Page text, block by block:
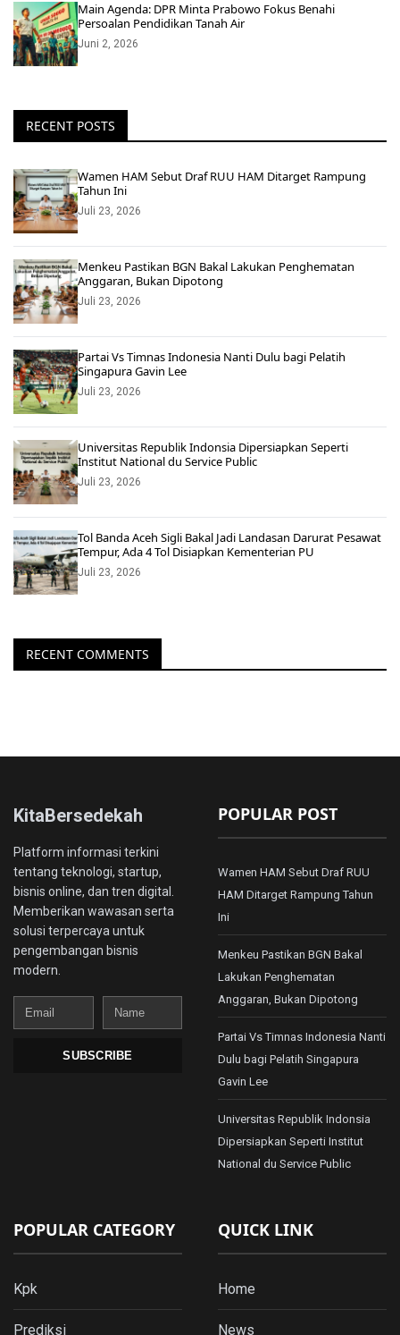
Main Agenda: DPR Minta Prabowo Fokus Benahi
Persoalan Pendidikan Tanah Air
Juni 2, 2026
RECENT POSTS
Wamen HAM Sebut Draf RUU HAM Ditarget Rampung
Tahun Ini
Juli 23, 2026
Menkeu Pastikan BGN Bakal Lakukan Penghematan
Anggaran, Bukan Dipotong
Juli 23, 2026
Partai Vs Timnas Indonesia Nanti Dulu bagi Pelatih
Singapura Gavin Lee
Juli 23, 2026
Universitas Republik Indonsia Dipersiapkan Seperti
Institut National du Service Public
Juli 23, 2026
Tol Banda Aceh Sigli Bakal Jadi Landasan Darurat Pesawat
Tempur, Ada 4 Tol Disiapkan Kementerian PU
Juli 23, 2026
RECENT COMMENTS
KitaBersedekah
Platform informasi terkini
tentang teknologi, startup,
bisnis online, dan tren digital.
Memberikan wawasan serta
solusi terpercaya untuk
pengembangan bisnis
modern.
Email
Name
SUBSCRIBE
POPULAR POST
Wamen HAM Sebut Draf RUU
HAM Ditarget Rampung Tahun
Ini
Menkeu Pastikan BGN Bakal
Lakukan Penghematan
Anggaran, Bukan Dipotong
Partai Vs Timnas Indonesia Nanti
Dulu bagi Pelatih Singapura
Gavin Lee
Universitas Republik Indonsia
Dipersiapkan Seperti Institut
National du Service Public
POPULAR CATEGORY
Kpk
Prediksi
QUICK LINK
Home
News